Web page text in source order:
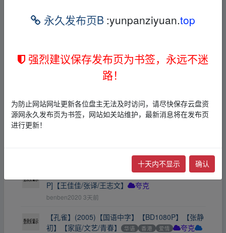
← 18305525793 3天前
夸克 迅雷网盘
【剧情/青春】【无广告】·​ 华语 爱情 其他 夸克
benben2020 3天前
【回到被爱的每一天】[2015]【爱情/青春】[1080
P]【王佳佳/张译/王志文】
夸克
benben2020 3天前
【孔雀】(2005)【国语中字】【BD1080P】【张静
初】【家庭/文艺/青春】
华语 香港 爱情
夸克
永久发布页B :yunpanziyuan.top
强烈建议保存发布页为书签，永远不迷
路！
为防止网站网址更新各位盘主无法及时访问，请尽快保存云盘资
源网永久发布页为书签，网站如关站维护，最新消息将在发布页
进行更新！
十天内不显示 确认